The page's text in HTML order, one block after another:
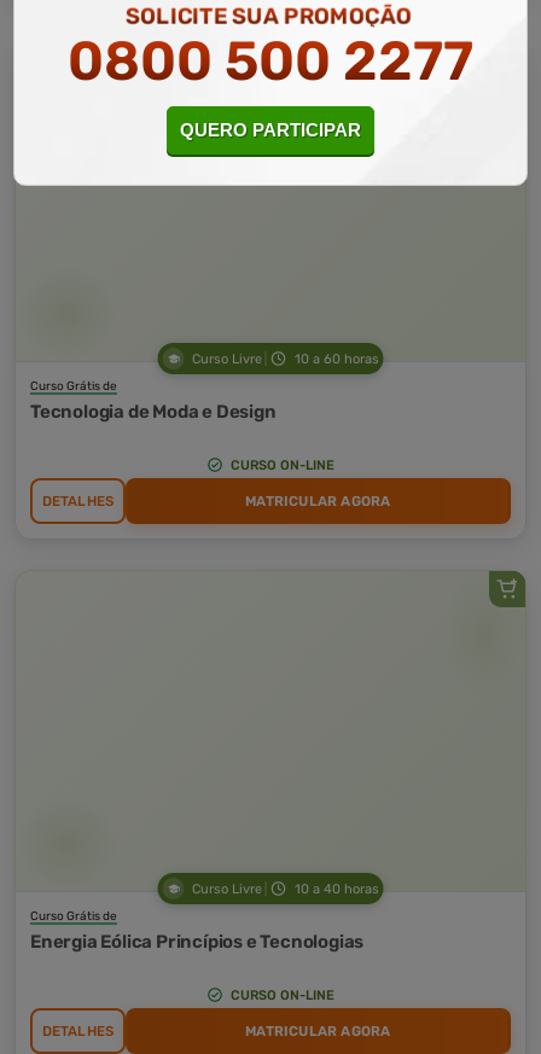
Curso Livre 10 a 60 horas
Curso Grátis de
Tecnologia de Moda e Design
CURSO ON-LINE
DETALHES MATRICULAR AGORA
Curso Livre 10 a 40 horas
Curso Grátis de
Energia Eólica Princípios e Tecnologias
CURSO ON-LINE
DETALHES MATRICULAR AGORA
SOLICITE SUA PROMOÇÃO
0800 500 2277
QUERO PARTICIPAR